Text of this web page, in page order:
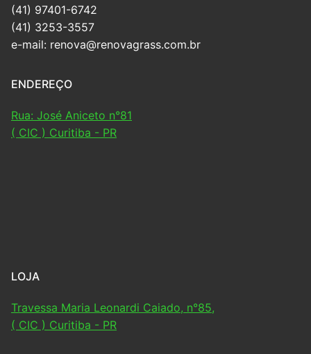
(41) 97401-6742
(41) 3253-3557
e-mail: renova@renovagrass.com.br
ENDEREÇO
Rua: José Aniceto n°81
( CIC ) Curitiba - PR
LOJA
Travessa Maria Leonardi Caiado, n°85,
( CIC ) Curitiba - PR